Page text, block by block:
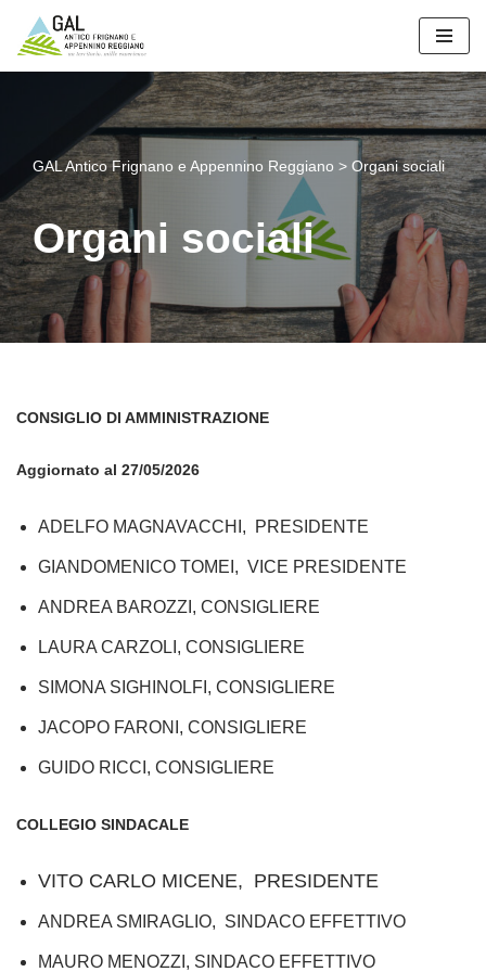
Vai
GAL Antico Frignano e Appennino Reggiano > Organi sociali
Organi sociali
CONSIGLIO DI AMMINISTRAZIONE
Aggiornato al 27/05/2026
ADELFO MAGNAVACCHI, PRESIDENTE
GIANDOMENICO TOMEI, VICE PRESIDENTE
ANDREA BAROZZI, CONSIGLIERE
LAURA CARZOLI, CONSIGLIERE
SIMONA SIGHINOLFI, CONSIGLIERE
JACOPO FARONI, CONSIGLIERE
GUIDO RICCI, CONSIGLIERE
COLLEGIO SINDACALE
VITO CARLO MICENE, PRESIDENTE
ANDREA SMIRAGLIO, SINDACO EFFETTIVO
MAURO MENOZZI, SINDACO EFFETTIVO